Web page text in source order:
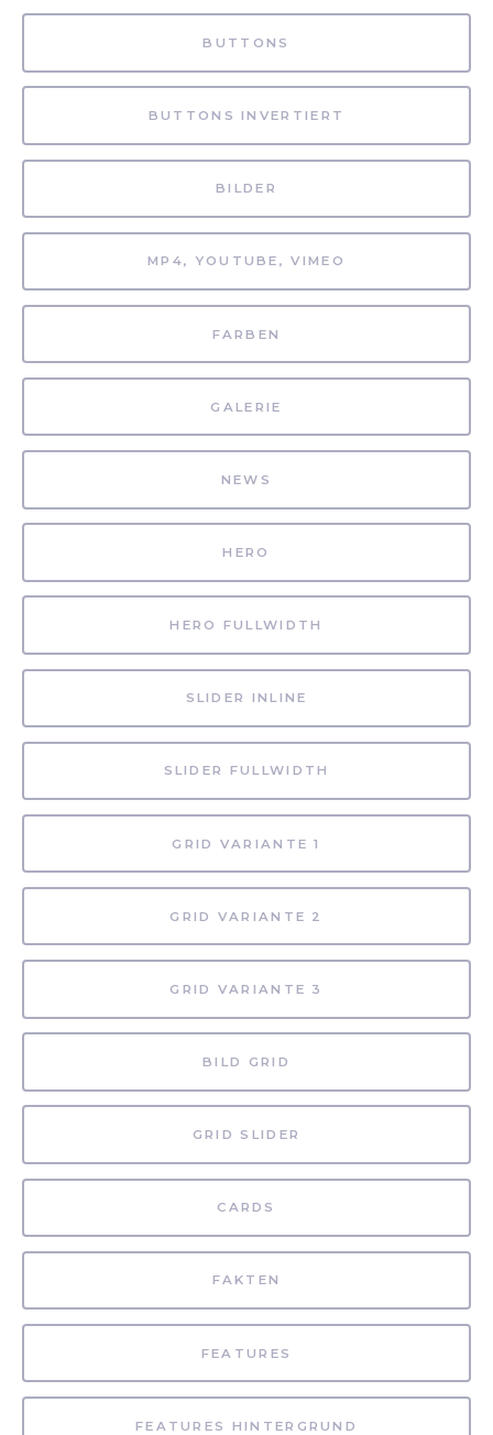
BUTTONS
BUTTONS INVERTIERT
BILDER
MP4, YOUTUBE, VIMEO
FARBEN
GALERIE
NEWS
HERO
HERO FULLWIDTH
SLIDER INLINE
SLIDER FULLWIDTH
GRID VARIANTE 1
GRID VARIANTE 2
GRID VARIANTE 3
BILD GRID
GRID SLIDER
CARDS
FAKTEN
FEATURES
FEATURES HINTERGRUND